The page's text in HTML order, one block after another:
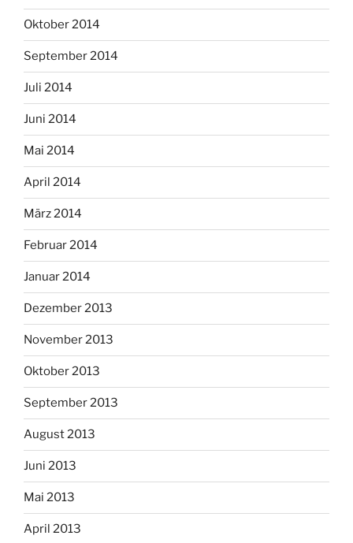
Oktober 2014
September 2014
Juli 2014
Juni 2014
Mai 2014
April 2014
März 2014
Februar 2014
Januar 2014
Dezember 2013
November 2013
Oktober 2013
September 2013
August 2013
Juni 2013
Mai 2013
April 2013